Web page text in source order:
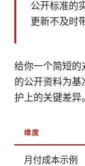
公开标准的
更新不及时
给你一个简短
的公开资料为
护上的关键差异。
维度
月付成本示例